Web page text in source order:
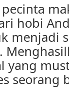
hobi
menjadi
yang
seorang